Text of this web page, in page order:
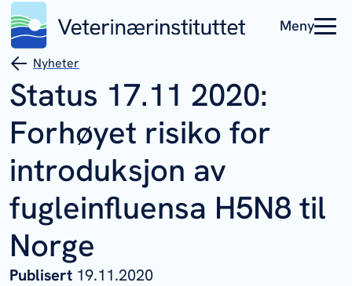
Meny
Nyheter
Status 17.11 2020:
Forhøyet risiko for
introduksjon av
fugleinfluensa H5N8 til
Norge
Publisert 19.11.2020